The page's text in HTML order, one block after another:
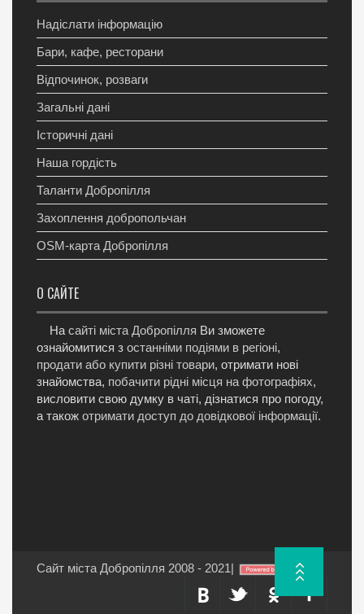
Надіслати інформацію
Бари, кафе, ресторани
Відпочинок, розваги
Загальні дані
Історичні дані
Наша гордість
Таланти Добропілля
Захоплення добропольчан
OSM-карта Добропілля
О САЙТЕ
На сайті міста Добропілля Ви зможете
ознайомитися з останніми подіями в регіоні,
продати або купити різні товари, отримати нові
знайомства, побачити рідні місця на фотографіях,
висловити свою думку в чаті, дізнатися про погоду,
а також отримати доступ до довідкової інформації.
Сайт міста Добропілля 2008 - 2021|